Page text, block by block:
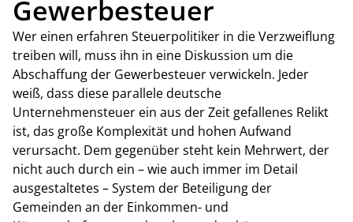
Gewerbesteuer
Wer einen erfahren Steuerpolitiker in die Verzweiflung
treiben will, muss ihn in eine Diskussion um die
Abschaffung der Gewerbesteuer verwickeln. Jeder
weiß, dass diese parallele deutsche
Unternehmensteuer ein aus der Zeit gefallenes Relikt
ist, das große Komplexität und hohen Aufwand
verursacht. Dem gegenüber steht kein Mehrwert, der
nicht auch durch ein – wie auch immer im Detail
ausgestaltetes – System der Beteiligung der
Gemeinden an der Einkommen- und